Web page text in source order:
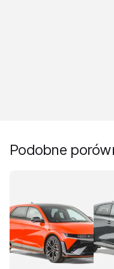
Podobne